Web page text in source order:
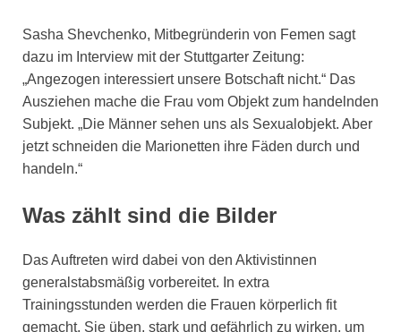
Sasha Shevchenko, Mitbegründerin von Femen sagt
dazu im Interview mit der Stuttgarter Zeitung:
„Angezogen interessiert unsere Botschaft nicht.“ Das
Ausziehen mache die Frau vom Objekt zum handelnden
Subjekt. „Die Männer sehen uns als Sexualobjekt. Aber
jetzt schneiden die Marionetten ihre Fäden durch und
handeln.“
Was zählt sind die Bilder
Das Auftreten wird dabei von den Aktivistinnen
generalstabsmäßig vorbereitet. In extra
Trainingsstunden werden die Frauen körperlich fit
gemacht. Sie üben, stark und gefährlich zu wirken, um